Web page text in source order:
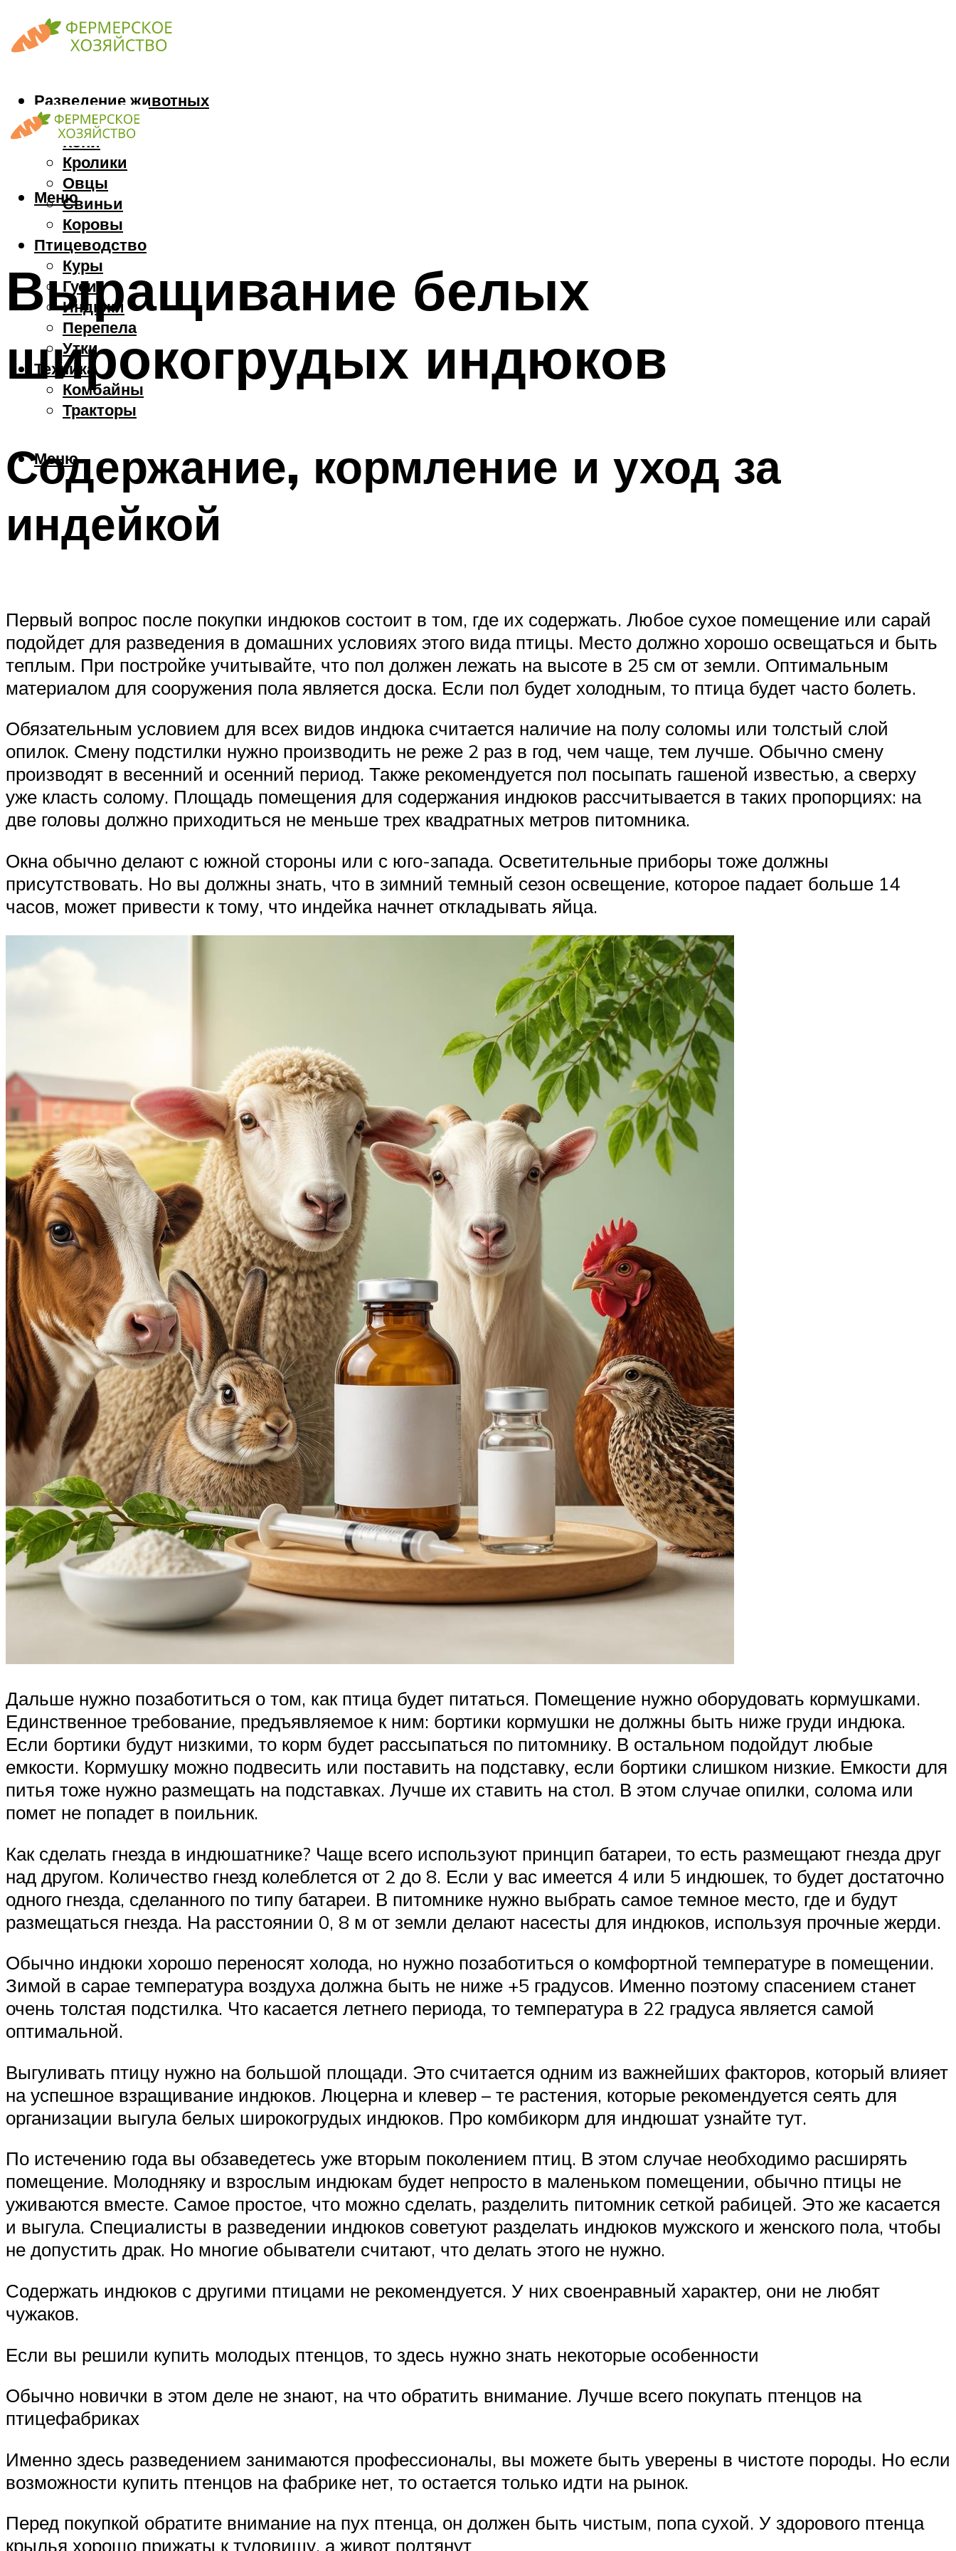
Разведение животных
Козы
Кони
Кролики
Овцы
Свиньи
Коровы
Птицеводство
Куры
Гуси
Индюки
Перепела
Утки
Техника
Комбайны
Тракторы
Меню
Меню
Выращивание белых
широкогрудых индюков
Содержание, кормление и уход за
индейкой
Первый вопрос после покупки индюков состоит в том, где их содержать. Любое сухое помещение или сарай
подойдет для разведения в домашних условиях этого вида птицы. Место должно хорошо освещаться и быть
теплым. При постройке учитывайте, что пол должен лежать на высоте в 25 см от земли. Оптимальным
материалом для сооружения пола является доска. Если пол будет холодным, то птица будет часто болеть.
Обязательным условием для всех видов индюка считается наличие на полу соломы или толстый слой
опилок. Смену подстилки нужно производить не реже 2 раз в год, чем чаще, тем лучше. Обычно смену
производят в весенний и осенний период. Также рекомендуется пол посыпать гашеной известью, а сверху
уже класть солому. Площадь помещения для содержания индюков рассчитывается в таких пропорциях: на
две головы должно приходиться не меньше трех квадратных метров питомника.
Окна обычно делают с южной стороны или с юго-запада. Осветительные приборы тоже должны
присутствовать. Но вы должны знать, что в зимний темный сезон освещение, которое падает больше 14
часов, может привести к тому, что индейка начнет откладывать яйца.
Дальше нужно позаботиться о том, как птица будет питаться. Помещение нужно оборудовать кормушками.
Единственное требование, предъявляемое к ним: бортики кормушки не должны быть ниже груди индюка.
Если бортики будут низкими, то корм будет рассыпаться по питомнику. В остальном подойдут любые
емкости. Кормушку можно подвесить или поставить на подставку, если бортики слишком низкие. Емкости для
питья тоже нужно размещать на подставках. Лучше их ставить на стол. В этом случае опилки, солома или
помет не попадет в поильник.
Как сделать гнезда в индюшатнике? Чаще всего используют принцип батареи, то есть размещают гнезда друг
над другом. Количество гнезд колеблется от 2 до 8. Если у вас имеется 4 или 5 индюшек, то будет достаточно
одного гнезда, сделанного по типу батареи. В питомнике нужно выбрать самое темное место, где и будут
размещаться гнезда. На расстоянии 0, 8 м от земли делают насесты для индюков, используя прочные жерди.
Обычно индюки хорошо переносят холода, но нужно позаботиться о комфортной температуре в помещении.
Зимой в сарае температура воздуха должна быть не ниже +5 градусов. Именно поэтому спасением станет
очень толстая подстилка. Что касается летнего периода, то температура в 22 градуса является самой
оптимальной.
Выгуливать птицу нужно на большой площади. Это считается одним из важнейших факторов, который влияет
на успешное взращивание индюков. Люцерна и клевер – те растения, которые рекомендуется сеять для
организации выгула белых широкогрудых индюков. Про комбикорм для индюшат узнайте тут.
По истечению года вы обзаведетесь уже вторым поколением птиц. В этом случае необходимо расширять
помещение. Молодняку и взрослым индюкам будет непросто в маленьком помещении, обычно птицы не
уживаются вместе. Самое простое, что можно сделать, разделить питомник сеткой рабицей. Это же касается
и выгула. Специалисты в разведении индюков советуют разделать индюков мужского и женского пола, чтобы
не допустить драк. Но многие обыватели считают, что делать этого не нужно.
Содержать индюков с другими птицами не рекомендуется. У них своенравный характер, они не любят
чужаков.
Если вы решили купить молодых птенцов, то здесь нужно знать некоторые особенности
Обычно новички в этом деле не знают, на что обратить внимание. Лучше всего покупать птенцов на
птицефабриках
Именно здесь разведением занимаются профессионалы, вы можете быть уверены в чистоте породы. Но если
возможности купить птенцов на фабрике нет, то остается только идти на рынок.
Перед покупкой обратите внимание на пух птенца, он должен быть чистым, попа сухой. У здорового птенца
крылья хорошо прижаты к туловищу, а живот подтянут